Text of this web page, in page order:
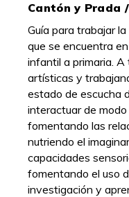
Cantón y Prada
Guía para trabajar
que se encuentra
infantil a primaria.
artísticas y
estado de escucha
interactuar de
fomentando las
nutriendo el
capacidades
fomentando el uso
investigación y